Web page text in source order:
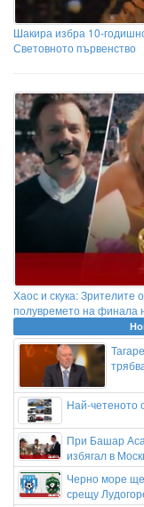
Шакира избра 10-
Световното първенство
Хаос и скука: Зрителите
полувремето на финала
Най-четеното
При Башар
избягал в
Черно море
срещу